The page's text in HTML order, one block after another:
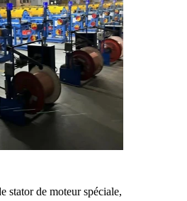
stator de moteur spéciale,